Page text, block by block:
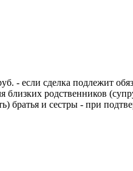
- если сделка подлежит
близких родственников
и сестры - при